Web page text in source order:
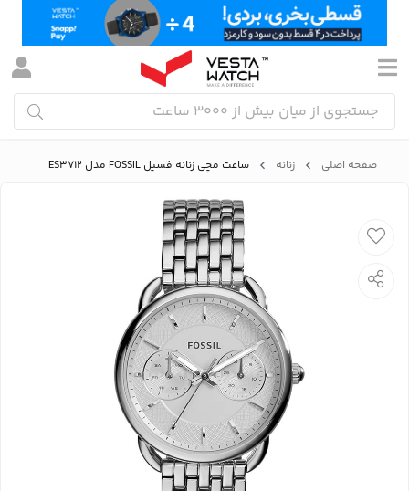
صفحه اصلی زنانه ساعت مچی زنانه فسیل FOSSIL مدل ES3712